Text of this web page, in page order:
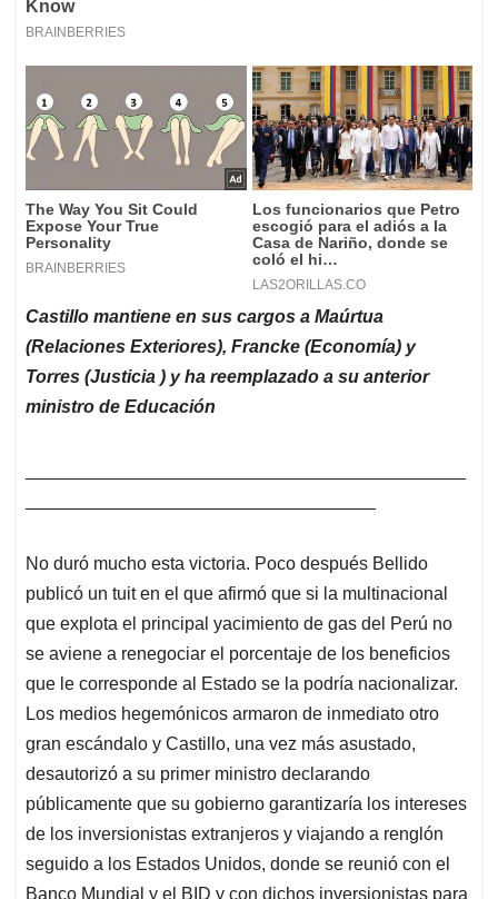
Castillo mantiene en sus cargos a Maúrtua
(Relaciones Exteriores), Francke (Economía) y
Torres (Justicia ) y ha reemplazado a su anterior
ministro de Educación
No duró mucho esta victoria. Poco después Bellido
publicó un tuit en el que afirmó que si la multinacional
que explota el principal yacimiento de gas del Perú no
se aviene a renegociar el porcentaje de los beneficios
que le corresponde al Estado se la podría nacionalizar.
Los medios hegemónicos armaron de inmediato otro
gran escándalo y Castillo, una vez más asustado,
desautorizó a su primer ministro declarando
públicamente que su gobierno garantizaría los intereses
de los inversionistas extranjeros y viajando a renglón
seguido a los Estados Unidos, donde se reunió con el
Banco Mundial y el BID y con dichos inversionistas para